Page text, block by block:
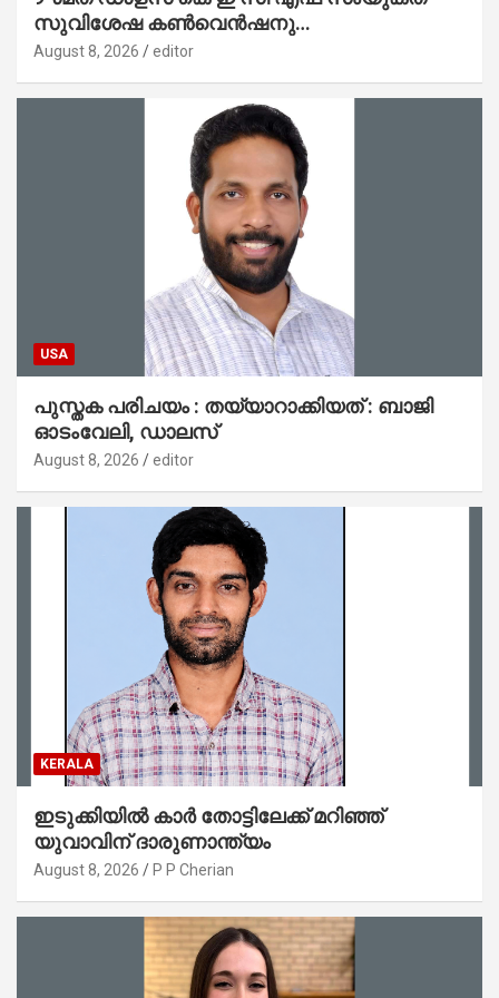
സുവിശേഷ കൺവെൻഷനു
പ്രാർത്ഥനാനിർഭരമായ തുടക്കം
August 8, 2026 editor
USA
പുസ്തക പരിചയം : തയ്യാറാക്കിയത് : ബാജി
ഓടംവേലി, ഡാലസ്
August 8, 2026 editor
KERALA
ഇടുക്കിയിൽ കാർ തോട്ടിലേക്ക് മറിഞ്ഞ്
യുവാവിന് ദാരുണാന്ത്യം
August 8, 2026 P P Cherian